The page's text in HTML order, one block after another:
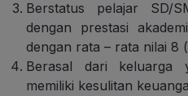
Berstatus pelajar SD/
dengan prestasi
dengan rata – rata nilai 8
Berasal dari keluarga
memiliki kesulitan